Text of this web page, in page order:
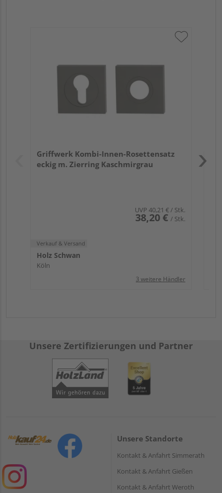
Griffwerk Kombi-Innen-Rosettensatz
eckig m. Zierring Kaschmirgrau
UVP 40,21 €/ Stk.
38,20 € / Stk.
Verkauf & Versand
Holz Schwan
Köln
3 weitere Händler
Unsere Zertifizierungen und Partner
Unsere Standorte
Kontakt & Anfahrt Simmerath
Kontakt & Anfahrt Gießen
Kontakt & Anfahrt Weroth